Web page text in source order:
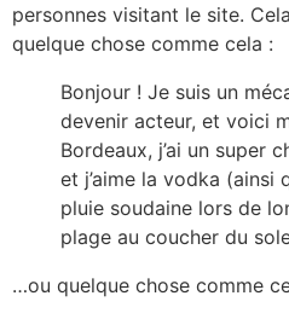
personnes visitant le site.
quelque chose comme cela :
Bonjour ! Je suis un
devenir acteur, et voici
Bordeaux, j’ai un super
et j’aime la vodka (ainsi
pluie soudaine lors de
plage au coucher du
…ou quelque chose comme